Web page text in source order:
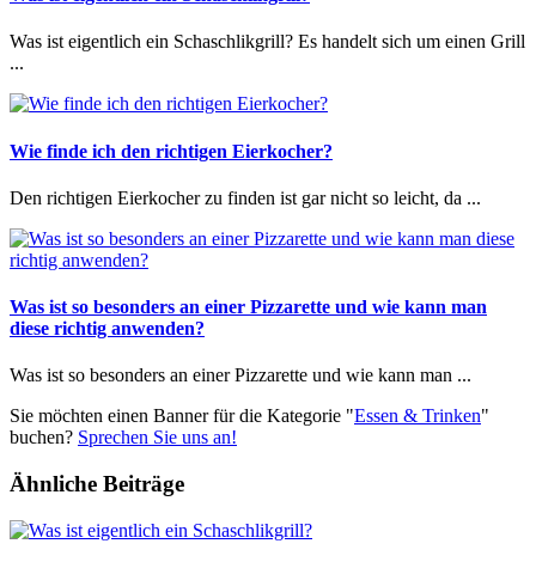
Was ist eigentlich ein Schaschlikgrill? Es handelt sich um einen Grill
...
Wie finde ich den richtigen Eierkocher?
Den richtigen Eierkocher zu finden ist gar nicht so leicht, da ...
Was ist so besonders an einer Pizzarette und wie kann man
diese richtig anwenden?
Was ist so besonders an einer Pizzarette und wie kann man ...
Sie möchten einen Banner für die Kategorie "Essen & Trinken"
buchen? Sprechen Sie uns an!
Ähnliche Beiträge